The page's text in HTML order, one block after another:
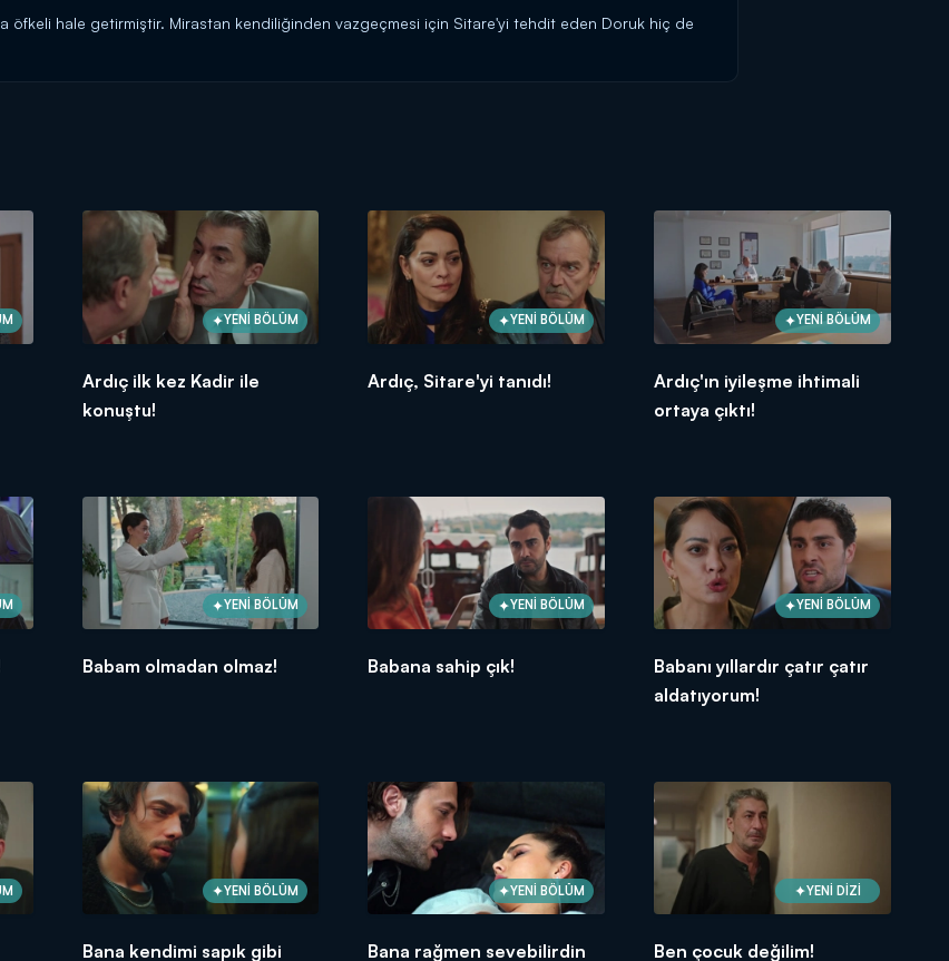
öfkeli hale getirmiştir. Mirastan kendiliğinden vazgeçmesi için Sitare'yi tehdit eden Doruk hiç de
Sitare dayanamaz ve Doruk'a bağıra çağıra Ozan ile yaşadığı ilişkiyi anlatır.
YENİ BÖLÜM
Ardıç ilk kez Kadir ile
konuştu!
YENİ BÖLÜM
Ardıç, Sitare'yi tanıdı!
YENİ BÖLÜM
Ardıç'ın iyileşme ihtimali
ortaya çıktı!
YENİ BÖLÜM
Babam olmadan olmaz!
YENİ BÖLÜM
Babana sahip çık!
YENİ BÖLÜM
Babanı yıllardır çatır çatır
aldatıyorum!
YENİ BÖLÜM
Bana kendimi sapık gibi
YENİ BÖLÜM
Bana rağmen sevebilirdin
YENİ DİZİ
Ben çocuk değilim!